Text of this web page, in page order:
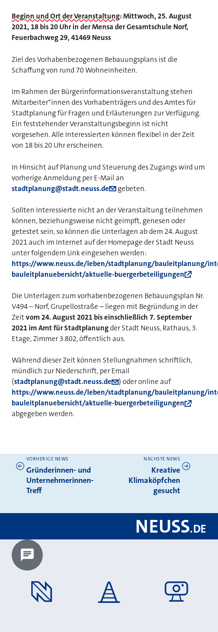
Beginn und Ort der Veranstaltung:Mittwoch, 25. August
2021, 18 bis 20 Uhr in der Mensa der Gesamtschule Norf,
Feuerbachweg 29, 41469 Neuss
Ziel des Vorhabenbezogenen Bebauungsplans ist die
Schaffung von rund 70 Wohneinheiten.
Im Rahmen der Bürgerinformationsveranstaltung stehen
Mitarbeiter*innen des Vorhabenträgers und des Amtes für
Stadtplanung für Fragen und Erläuterungen zur Verfügung.
Ein feststehender Veranstaltungsbeginn ist nicht
vorgesehen. Alle Interessierten können flexibel in der Zeit
von 18 bis 20 Uhr erscheinen.
In Hinsicht auf Planung und Steuerung des Zugangs wird um
vorherige Anmeldung per E-Mail an
stadtplanung@stadt.neuss.de
gebeten.
Sollten Interessierte nicht an der Veranstaltung teilnehmen
können, beziehungsweise nicht geimpft, genesen oder
getestet sein, so können die Unterlagen ab dem 24. August
2021 auch im Internet auf der Homepage der Stadt Neuss
unter folgendem Link eingesehen werden:
https://www.neuss.de/leben/stadtplanung/bauleitplanung/
bauleitplanuebersicht/aktuelle-buergerbeteiligungen
Die Unterlagen zum vorhabenbezogenen Bebauungsplan Nr.
V494 – Norf, Grupellostraße – liegen mit Begründung in der
Zeit vom 24. August 2021 bis einschließlich 7. September
2021 im Amt für Stadtplanungder Stadt Neuss, Rathaus, 3.
Etage, Zimmer 3.802, öffentlich aus.
Während dieser Zeit können Stellungnahmen schriftlich,
mündlich zur Niederschrift, per Email
(stadtplanung@stadt.neuss.de
) oder online auf
https://www.neuss.de/leben/stadtplanung/bauleitplanung/
bauleitplanuebersicht/aktuelle-buergerbeteiligungen
abgegeben werden.
Weitere News
VORHERIGE NEWS
Gründerinnen- und
Unternehmerinnen-
Treff
NÄCHSTE NEWS
Kreative
Klimaköpfchen
gesucht
NEUSS.DE
Chatbot laden?